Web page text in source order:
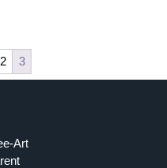
2 3